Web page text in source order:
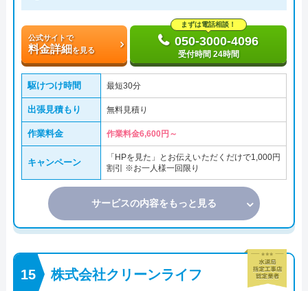
公式サイトで
料金詳細を見る
まずは電話相談！
050-3000-4096
受付時間 24時間
駆けつけ時間 最短30分
出張見積もり 無料見積り
作業料金 作業料金6,600円～
キャンペーン
「HPを見た」とお伝えいただくだけで1,000円
割引 ※お一人様一回限り
サービスの内容をもっと見る
株式会社クリーンライフ